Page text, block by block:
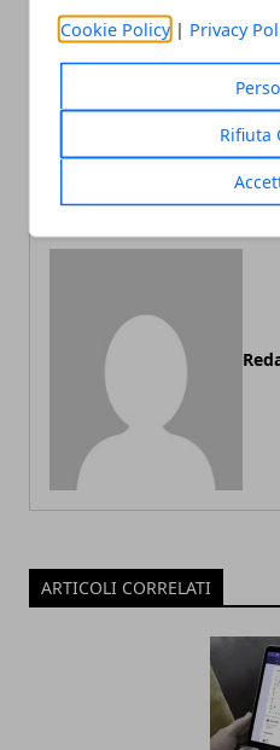
Cookie Policy| Privacy
Rifiuta
HONOR 20i e HONOR 20 Lite
ufficiali: Ecco le specifiche e i
prezzi di vendita
ARTICOLI CORRELATI